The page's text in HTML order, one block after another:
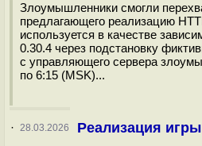
Злоумышленники смогли
предлагающего реализацию
используется в качестве
0.30.4 через подстановку
с управляющего сервера
по 6:15 (MSK)...
· 28.03.2026 Реализация